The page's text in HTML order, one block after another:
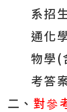
系招
通化
物學(
考答
二、 對參